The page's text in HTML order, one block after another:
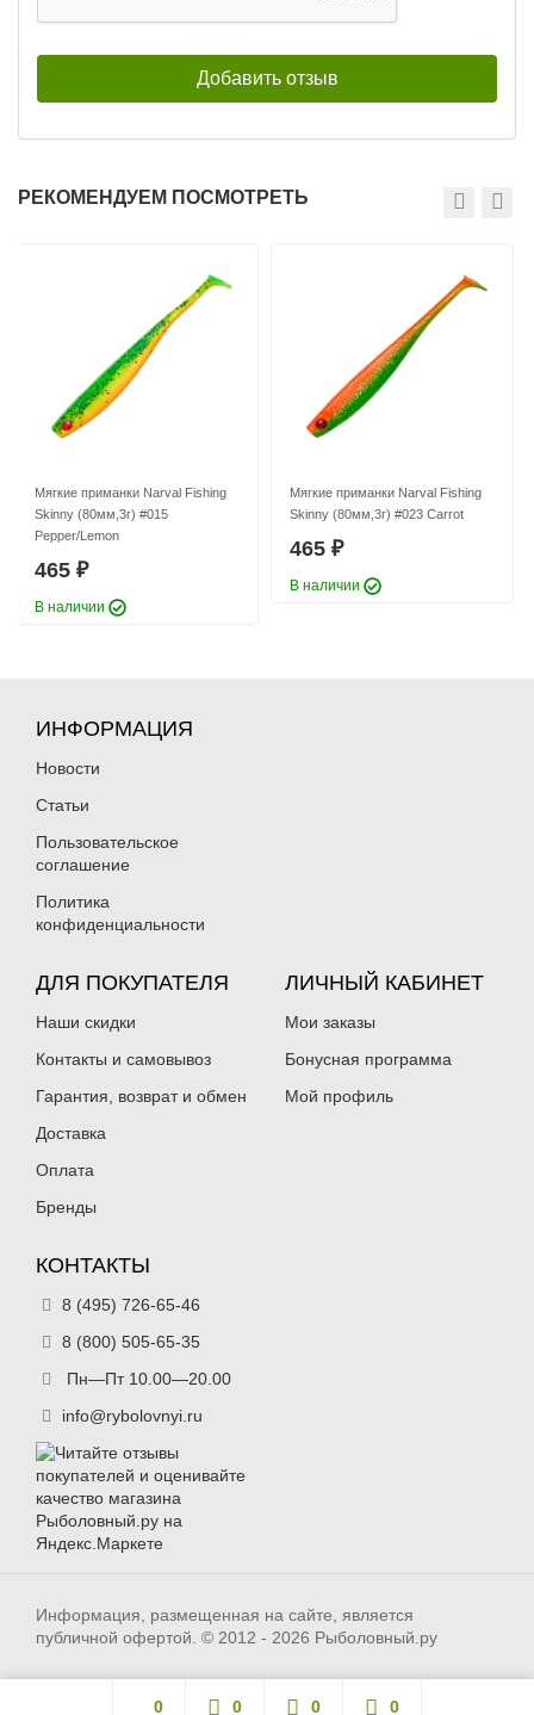
РЕКОМЕНДУЕМ ПОСМОТРЕТЬ
Мягкие приманки Narval Fishing
Skinny (80мм,3г) #015
Pepper/Lemon
465 ₽
В наличии
Мягкие приманки Narval Fishing
Skinny (80мм,3г) #023 Carrot
465 ₽
В наличии
ИНФОРМАЦИЯ
Новости
Статьи
Пользовательское
соглашение
Политика
конфиденциальности
ДЛЯ ПОКУПАТЕЛЯ
Наши скидки
Контакты и самовывоз
Гарантия, возврат и обмен
Доставка
Оплата
Бренды
ЛИЧНЫЙ КАБИНЕТ
Мои заказы
Бонусная программа
Мой профиль
КОНТАКТЫ
8 (495) 726-65-46
8 (800) 505-65-35
Пн—Пт 10.00—20.00
info@rybolovnyi.ru
Информация, размещенная на сайте, является
публичной офертой. © 2012 - 2026 Рыболовный.ру
0 0 0 0